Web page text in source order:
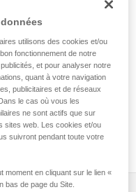
ventral CROLL
bloqueur ventral
cuissard AVAO SIT,
SRT.
utilisons des cookies et/ou
fonctionnement de notre
et pour analyser notre
quant à votre navigation
publicitaires et de réseaux
le cas où vous les
ne sont actifs que sur
sites web. Les cookies et/ou
suivront pendant toute votre
moment en cliquant sur le lien «
bas de page du Site.